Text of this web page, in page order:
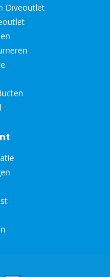
Diveoutlet